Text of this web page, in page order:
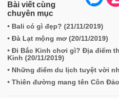
Bài viết cùng
chuyên mục
• Bali có gì đẹp? (21/11/2019)
• Đà Lạt mộng mơ (20/11/2019)
• Đi Bắc Kinh chơi gì? Địa điểm
Kinh (20/11/2019)
• Những điểm du lịch tuyệt vời
• Thiên đường mang tên Côn